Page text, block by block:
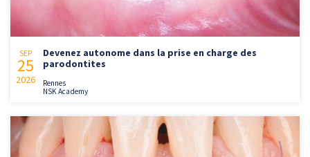
SEP
25
2026
Devenez autonome dans la prise en charge des
parodontites
Rennes
NSK Academy